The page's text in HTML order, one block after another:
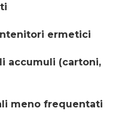
ermetici
accumuli (cartoni,
meno frequentati